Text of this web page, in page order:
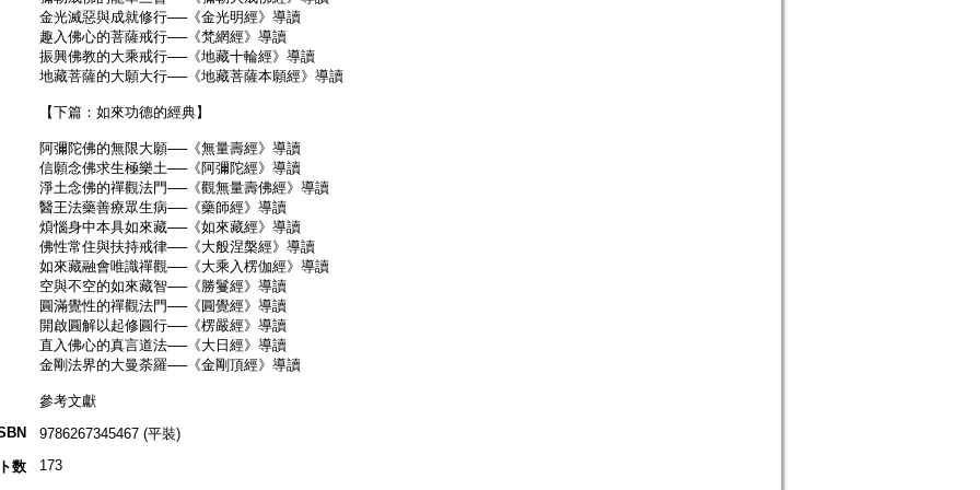
金光滅惡與成就修行──《金光明經》導讀
趣入佛心的菩薩戒行──《梵網經》導讀
振興佛教的大乘戒行──《地藏十輪經》導讀
地藏菩薩的大願大行──《地藏菩薩本願經》導讀
【下篇：如來功德的經典】
阿彌陀佛的無限大願──《無量壽經》導讀
信願念佛求生極樂土──《阿彌陀經》導讀
淨土念佛的禪觀法門──《觀無量壽佛經》導讀
醫王法藥善療眾生病──《藥師經》導讀
煩惱身中本具如來藏──《如來藏經》導讀
佛性常住與扶持戒律──《大般涅槃經》導讀
如來藏融會唯識禪觀──《大乘入楞伽經》導讀
空與不空的如來藏智──《勝鬘經》導讀
圓滿覺性的禪觀法門──《圓覺經》導讀
開啟圓解以起修圓行──《楞嚴經》導讀
直入佛心的真言道法──《大日經》導讀
金剛法界的大曼荼羅──《金剛頂經》導讀
參考文獻
9786267345467 (平裝)
数
173